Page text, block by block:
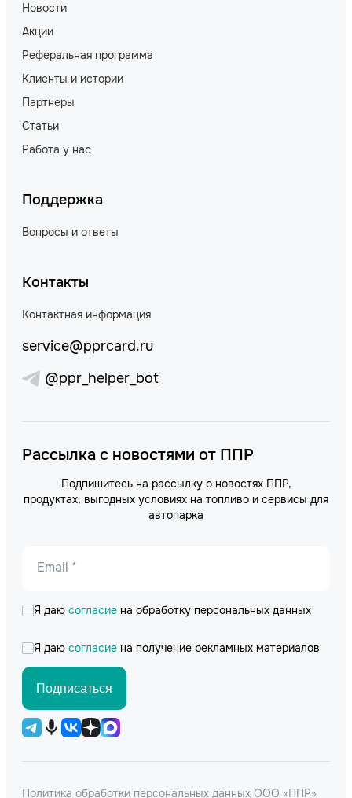
Новости
Акции
Реферальная программа
Клиенты и истории
Партнеры
Статьи
Работа у нас
Поддержка
Вопросы и ответы
Контакты
Контактная информация
service@pprcard.ru
@ppr_helper_bot
Рассылка с новостями от ППР
Подпишитесь на рассылку о новостях ППР,
продуктах, выгодных условиях на топливо и сервисы для
автопарка
Email *
Я даю согласие на обработку персональных данных
Я даю согласие на получение рекламных материалов
Подписаться
Политика обработки персональных данных ООО «ППР»